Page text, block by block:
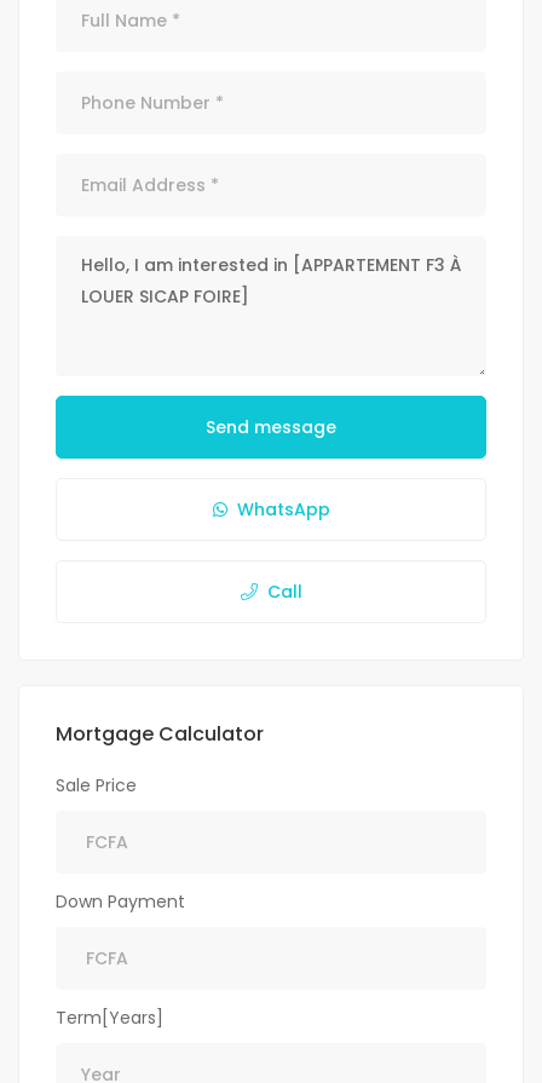
Send message
WhatsApp
Call
Mortgage Calculator
Sale Price
Down Payment
Term[Years]